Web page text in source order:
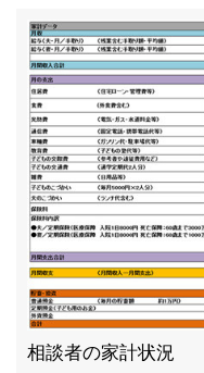
相談者の家計状況